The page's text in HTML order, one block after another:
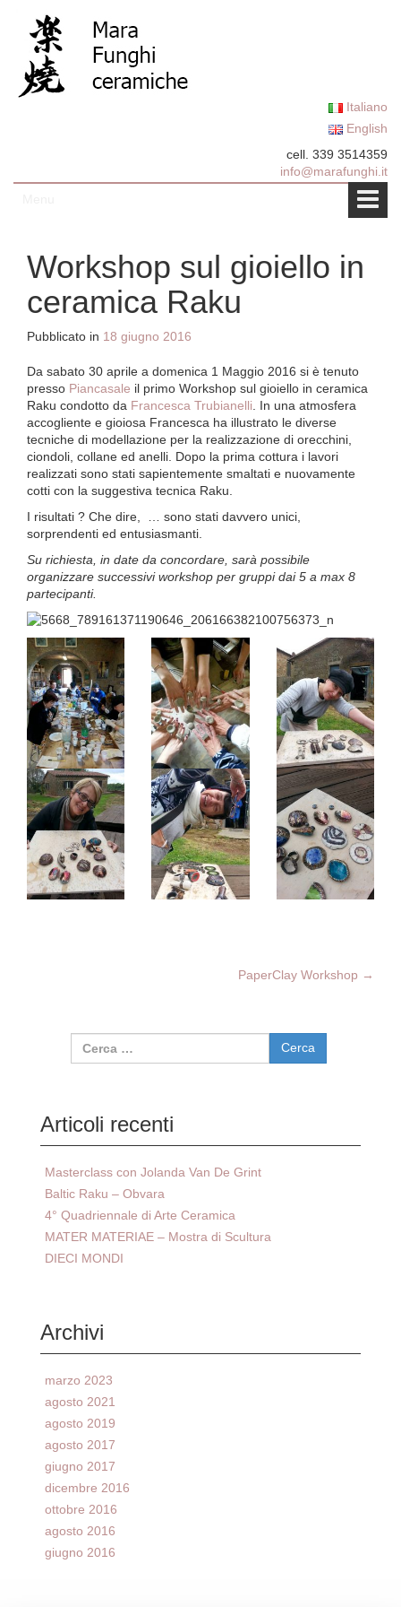
Italiano
English
cell. 339 3514359
info@marafunghi.it
Workshop sul gioiello in
ceramica Raku
Pubblicato in 18 giugno 2016
Da sabato 30 aprile a domenica 1 Maggio 2016 si è tenuto
presso Piancasale il primo Workshop sul gioiello in ceramica
Raku condotto da Francesca Trubianelli . In una atmosfera
accogliente e gioiosa Francesca ha illustrato le diverse
tecniche di modellazione per la realizzazione di orecchini,
ciondoli, collane ed anelli. Dopo la prima cottura i lavori
realizzati sono stati sapientemente smaltati e nuovamente
cotti con la suggestiva tecnica Raku.
I risultati ? Che dire, … sono stati davvero unici,
sorprendenti ed entusiasmanti.
Su richiesta, in date da concordare, sarà possibile
organizzare successivi workshop per gruppi dai 5 a max 8
partecipanti.
PaperClay Workshop →
Articoli recenti
Masterclass con Jolanda Van De Grint
Baltic Raku – Obvara
4° Quadriennale di Arte Ceramica
MATER MATERIAE – Mostra di Scultura
DIECI MONDI
Archivi
marzo 2023
agosto 2021
agosto 2019
agosto 2017
giugno 2017
dicembre 2016
ottobre 2016
agosto 2016
giugno 2016